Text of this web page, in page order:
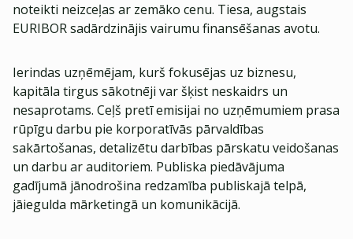
noteikti neizceļas ar zemāko cenu. Tiesa, augstais
EURIBOR sadārdzinājis vairumu finansēšanas avotu.
Ierindas uzņēmējam, kurš fokusējas uz biznesu,
kapitāla tirgus sākotnēji var šķist neskaidrs un
nesaprotams. Ceļš pretī emisijai no uzņēmumiem prasa
rūpīgu darbu pie korporatīvās pārvaldības
sakārtošanas, detalizētu darbības pārskatu veidošanas
un darbu ar auditoriem. Publiska piedāvājuma
gadījumā jānodrošina redzamība publiskajā telpā,
jāiegulda mārketingā un komunikācijā.